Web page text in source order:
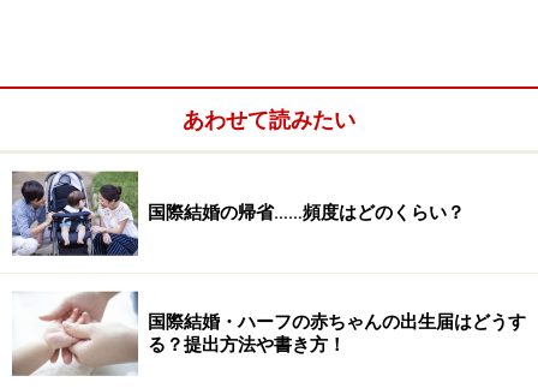
あわせて読みたい
国際結婚の帰省……頻度はどのくらい？
国際結婚・ハーフの赤ちゃんの出生届はどうす
る？提出方法や書き方！